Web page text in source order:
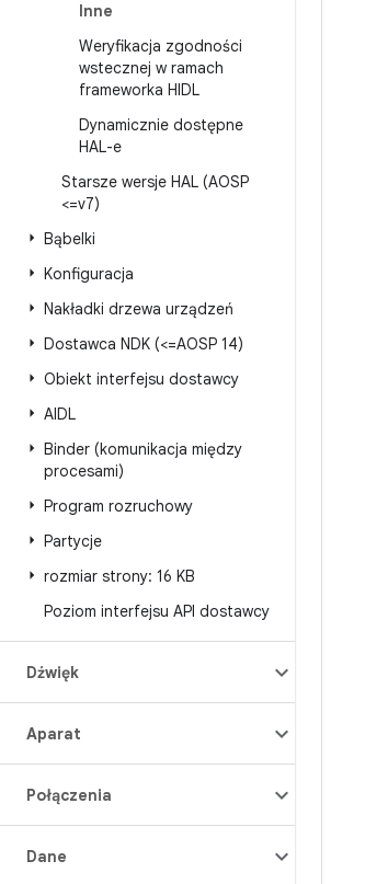
Inne
Weryfikacja zgodności
wstecznej w ramach
frameworka HIDL
Dynamicznie dostępne
HAL-e
Starsze wersje HAL (AOSP
<=v7)
Bąbelki
Konfiguracja
Nakładki drzewa urządzeń
Dostawca NDK (<=AOSP 14)
Obiekt interfejsu dostawcy
AIDL
Binder (komunikacja między
procesami)
Program rozruchowy
Partycje
rozmiar strony: 16 KB
Poziom interfejsu API dostawcy
Dźwięk
Aparat
Połączenia
Dane